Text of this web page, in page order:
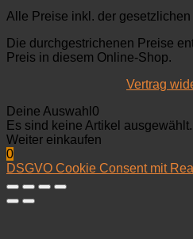
Alle Preise inkl. der gesetzlichen
Die durchgestrichenen Preise
Preis in diesem Online-Shop.
Vertrag
Deine Auswahl 0
Es sind keine Artikel ausgewählt.
Weiter einkaufen
0
DSGVO Cookie Consent mit